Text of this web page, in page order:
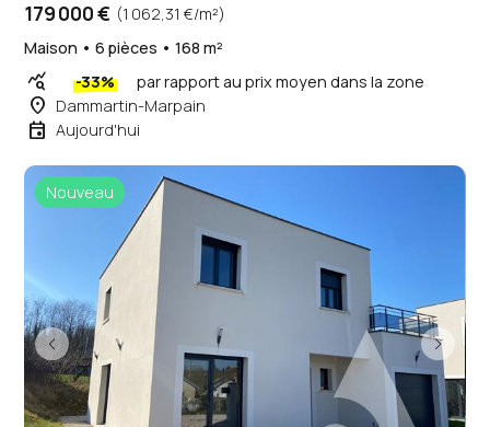
179 000 € (1 062,31 €/m²)
Maison • 6 pièces • 168 m²
query_stats -33% par rapport au prix moyen dans la zone
place Dammartin-Marpain
event Aujourd'hui
Nouveau